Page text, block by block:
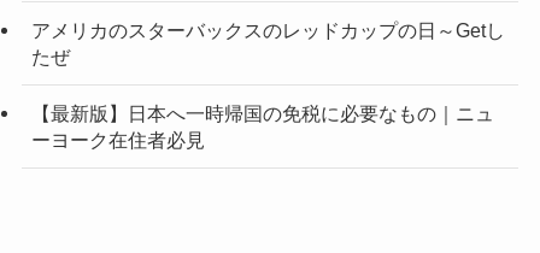
アメリカのスターバックスのレッドカップの日～Getし
たぜ
【最新版】日本へ一時帰国の免税に必要なもの｜ニュ
ーヨーク在住者必見